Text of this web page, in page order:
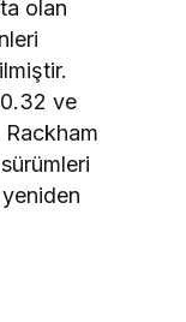
olan
ve
Rackham